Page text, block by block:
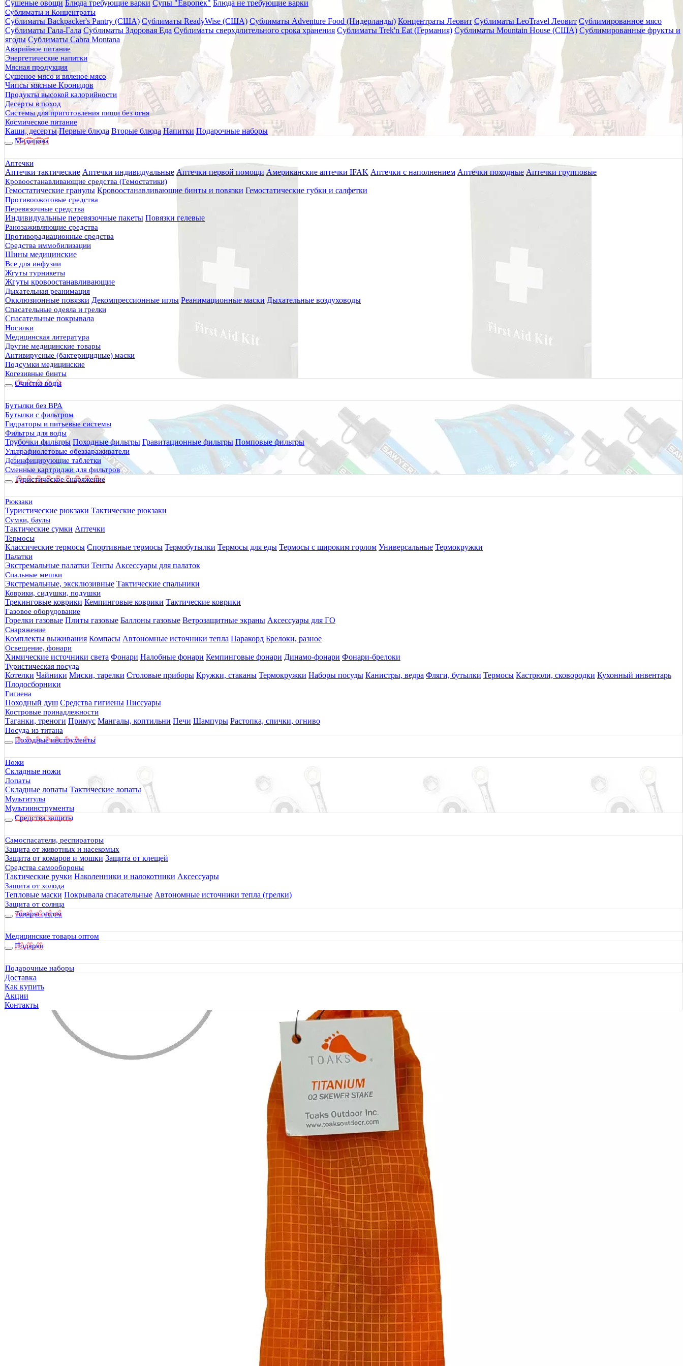
Сушеные овощи Блюда требующие варки Супы "Европек" Блюда не требующие варки
Сублиматы и Концентраты
Сублиматы Backpacker's Pantry (США) Сублиматы ReadyWise (США) Сублиматы Adventure Food (Нидерланды) Концентраты Леовит Сублиматы LeoTravel Леовит Сублимированное мясо
Сублиматы Гала-Гала Сублиматы Здоровая Еда Сублиматы сверхдлительного срока хранения Сублиматы Trek'n Eat (Германия) Сублиматы Mountain House (США) Сублимированные фрукты и
ягоды Сублиматы Cabra Montana
Аварийное питание
Энергетические напитки
Мясная продукция
Сушеное мясо и вяленое мясо
Чипсы мясные Кронидов
Продукты высокой калорийности
Десерты в поход
Системы для приготовления пищи без огня
Космическое питание
Каши, десерты Первые блюда Вторые блюда Напитки Подарочные наборы
Медицина
Аптечки
Аптечки тактические Аптечки индивидуальные Аптечки первой помощи Американские аптечки IFAK Аптечки с наполнением Аптечки походные Аптечки групповые
Кровоостанавливающие средства (Гемостатики)
Гемостатические гранулы Кровоостанавливающие бинты и повязки Гемостатические губки и салфетки
Противоожоговые средства
Перевязочные средства
Индивидуальные перевязочные пакеты Повязки гелевые
Ранозаживляющие средства
Противорадиационные средства
Средства иммобилизации
Шины медицинские
Все для инфузии
Жгуты турникеты
Жгуты кровоостанавливающие
Дыхательная реанимация
Окклюзионные повязки Декомпрессионные иглы Реанимационные маски Дыхательные воздуховоды
Спасательные одеяла и грелки
Спасательные покрывала
Носилки
Медицинская литература
Другие медицинские товары
Антивирусные (бактерицидные) маски
Подсумки медицинские
Когезивные бинты
Очистка воды
Бутылки без BPA
Бутылки с фильтром
Гидраторы и питьевые системы
Фильтры для воды
Трубочки фильтры Походные фильтры Гравитационные фильтры Помповые фильтры
Ультрафиолетовые обеззараживатели
Дезинфицирующие таблетки
Сменные картриджи для фильтров
Туристическое снаряжение
Рюкзаки
Туристические рюкзаки Тактические рюкзаки
Сумки, баулы
Тактические сумки Аптечки
Термосы
Классические термосы Спортивные термосы Термобутылки Термосы для еды Термосы с широким горлом Универсальные Термокружки
Палатки
Экстремальные палатки Тенты Аксессуары для палаток
Спальные мешки
Экстремальные, эксклюзивные Тактические спальники
Коврики, сидушки, подушки
Трекинговые коврики Кемпинговые коврики Тактические коврики
Газовое оборудование
Горелки газовые Плиты газовые Баллоны газовые Ветрозащитные экраны Аксессуары для ГО
Снаряжение
Комплекты выживания Компасы Автономные источники тепла Паракорд Брелоки, разное
Освещение, фонари
Химические источники света Фонари Налобные фонари Кемпинговые фонари Динамо-фонари Фонари-брелоки
Туристическая посуда
Котелки Чайники Миски, тарелки Столовые приборы Кружки, стаканы Термокружки Наборы посуды Канистры, ведра Фляги, бутылки Термосы Кастрюли, сковородки Кухонный инвентарь
Плодосборники
Гигиена
Походный душ Средства гигиены Писсуары
Костровые принадлежности
Таганки, треноги Примус Мангалы, коптильни Печи Шампуры Растопка, спички, огниво
Посуда из титана
Походные инструменты
Ножи
Складные ножи
Лопаты
Складные лопаты Тактические лопаты
Мультитулы
Мультиинструменты
Средства защиты
Самоспасатели, респираторы
Защита от животных и насекомых
Защита от комаров и мошки Защита от клещей
Средства самообороны
Тактические ручки Наколенники и налокотники Аксессуары
Защита от холода
Тепловые маски Покрывала спасательные Автономные источники тепла (грелки)
Защита от солнца
Товары оптом
Медицинские товары оптом
Подарки
Подарочные наборы
Доставка
Как купить
Акции
Контакты
Главная
Каталог товаров
Туристическое снаряжение
Палатки
Аксессуары для палаток
Титановые колышки-крючки TOAKS 6 шт.
Титановые колышки-крючки TOAKS 6 шт.